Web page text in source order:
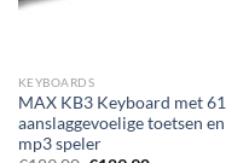
KEYBOARDS
MAX KB3 Keyboard met 61
aanslaggevoelige toetsen en
mp3 speler